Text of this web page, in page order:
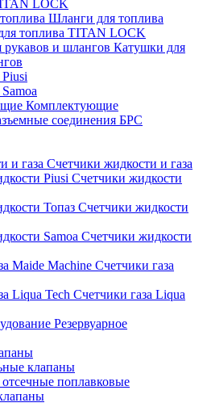
LOCK
Шланги для топлива
топлива TITAN LOCK
Катушки для
Комплектующие
соединения БРС
Счетчики жидкости и газа
Счетчики жидкости
Счетчики жидкости
Счетчики жидкости
Счетчики газа
Счетчики газа Liqua
Резервуарное
клапаны
поплавковые